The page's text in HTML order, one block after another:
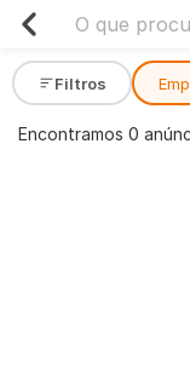
Filtros
Encontramos 0